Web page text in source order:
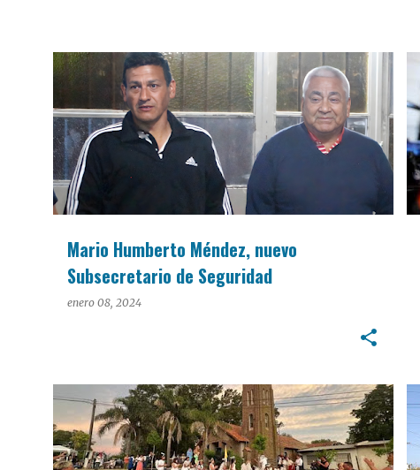
Mario Humberto Méndez, nuevo
Subsecretario de Seguridad
enero 08, 2024
LOCALIDADES